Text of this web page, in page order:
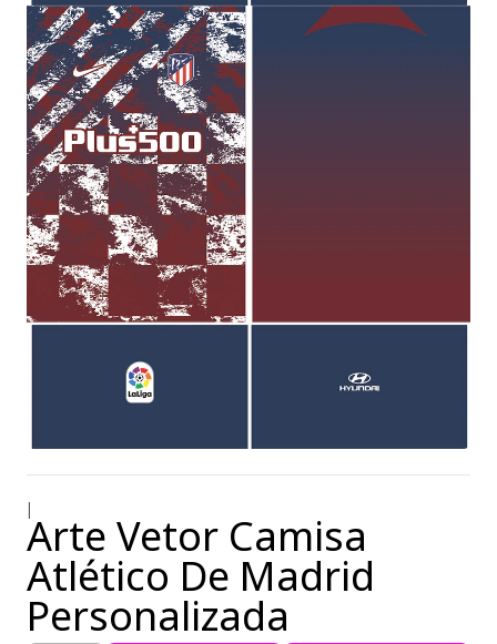
Arte Vetor Camisa
Atlético De Madrid
Personalizada